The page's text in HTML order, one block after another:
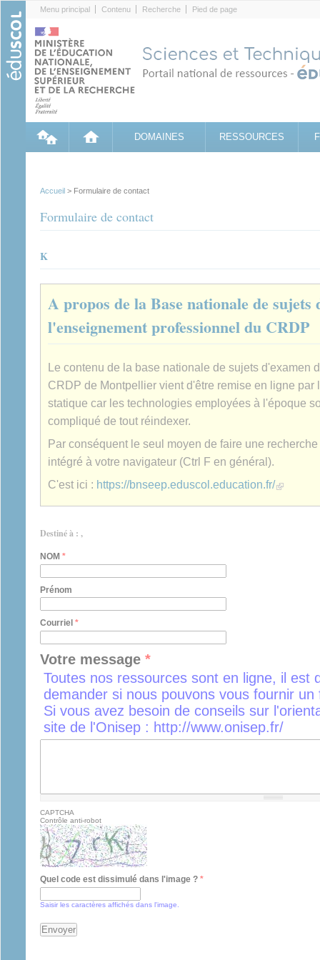
Menu principal Contenu Recherche Pied de page
DOMAINES RESSOURCES
Accueil > Formulaire de contact
Formulaire de contact
K
A propos de la Base nationale de sujets
l'enseignement professionnel du CRDP
Le contenu de la base nationale de sujets d'examen
CRDP de Montpellier vient d'être remise en ligne par
statique car les technologies employées à l'époque
compliqué de tout réindexer.
Par conséquent le seul moyen de faire une
intégré à votre navigateur (Ctrl F en général).
C'est ici : https://bnseep.eduscol.education.fr/(link is
Destiné à : ,
NOM *
Prénom
Courriel *
Votre message *
Toutes nos ressources sont en ligne, il est
demander si nous pouvons vous fournir
Si vous avez besoin de conseils sur
site de l'Onisep : http://www.onisep.fr/
CAPTCHA
Contrôle anti-robot
Quel code est dissimulé dans l'image ? *
Saisir les caractères affichés dans l'image.